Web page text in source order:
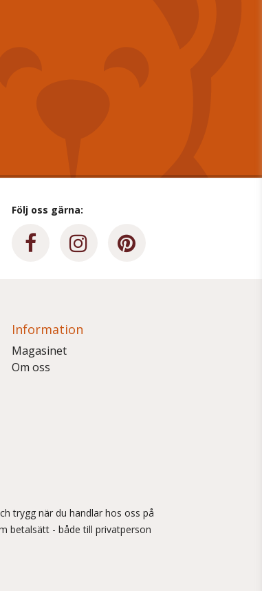
Följ oss gärna:
Information
Magasinet
Om oss
trygg när du handlar hos oss på
betalsätt - både till privatperson